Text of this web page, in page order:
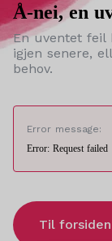
Å-nei, en
En uventet feil
igjen senere,
behov.
Error message:
Error: Request failed
Til forsiden